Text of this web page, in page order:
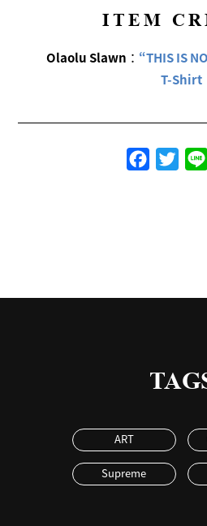
ITEM
Olaolu Slawn ： “THIS IS
T-Shirt
Facebook
ART
Supreme